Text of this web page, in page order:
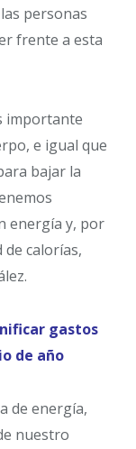
personas
frente a esta
importante
e igual que
bajar la
energía y, por
calorías,
gastos
de año
de energía,
nuestro